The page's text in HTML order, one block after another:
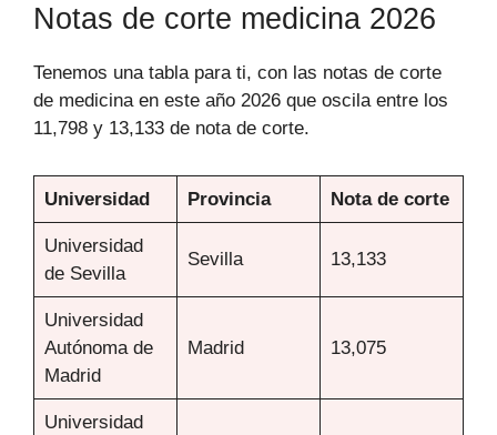
Notas de corte medicina 2026
Tenemos una tabla para ti, con las notas de corte
de medicina en este año 2026 que oscila entre los
11,798 y 13,133 de nota de corte.
Universidad Provincia Nota de corte
Universidad
de Sevilla
Sevilla 13,133
Universidad
Autónoma de
Madrid
Madrid 13,075
Universidad